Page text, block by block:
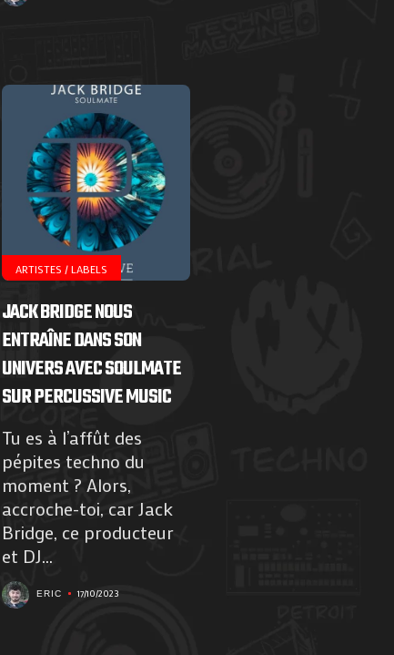
ARTISTES / LABELS
JACK BRIDGE NOUS
ENTRAÎNE DANS SON
UNIVERS AVEC SOULMATE
SUR PERCUSSIVE MUSIC
Tu es à l’affût des
pépites techno du
moment ? Alors,
accroche-toi, car Jack
Bridge, ce producteur
et DJ...
ERIC 17/10/2023